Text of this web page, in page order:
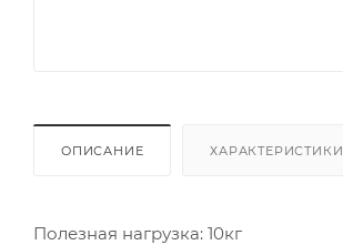
ОПИСАНИЕ ХАРАКТЕРИСТИКИ
Полезная нагрузка: 10кг